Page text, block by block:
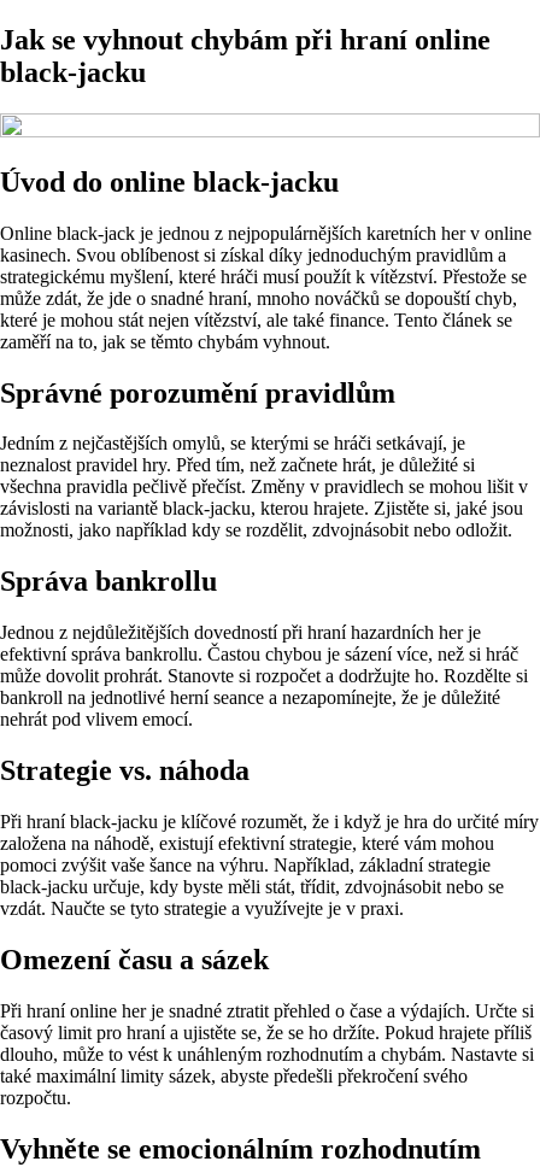
Jak se vyhnout chybám při hraní online
black-jacku
Úvod do online black-jacku
Online black-jack je jednou z nejpopulárnějších karetních her v online
kasinech. Svou oblíbenost si získal díky jednoduchým pravidlům a
strategickému myšlení, které hráči musí použít k vítězství. Přestože se
může zdát, že jde o snadné hraní, mnoho nováčků se dopouští chyb,
které je mohou stát nejen vítězství, ale také finance. Tento článek se
zaměří na to, jak se těmto chybám vyhnout.
Správné porozumění pravidlům
Jedním z nejčastějších omylů, se kterými se hráči setkávají, je
neznalost pravidel hry. Před tím, než začnete hrát, je důležité si
všechna pravidla pečlivě přečíst. Změny v pravidlech se mohou lišit v
závislosti na variantě black-jacku, kterou hrajete. Zjistěte si, jaké jsou
možnosti, jako například kdy se rozdělit, zdvojnásobit nebo odložit.
Správa bankrollu
Jednou z nejdůležitějších dovedností při hraní hazardních her je
efektivní správa bankrollu. Častou chybou je sázení více, než si hráč
může dovolit prohrát. Stanovte si rozpočet a dodržujte ho. Rozdělte si
bankroll na jednotlivé herní seance a nezapomínejte, že je důležité
nehrát pod vlivem emocí.
Strategie vs. náhoda
Při hraní black-jacku je klíčové rozumět, že i když je hra do určité míry
založena na náhodě, existují efektivní strategie, které vám mohou
pomoci zvýšit vaše šance na výhru. Například, základní strategie
black-jacku určuje, kdy byste měli stát, třídit, zdvojnásobit nebo se
vzdát. Naučte se tyto strategie a využívejte je v praxi.
Omezení času a sázek
Při hraní online her je snadné ztratit přehled o čase a výdajích. Určte si
časový limit pro hraní a ujistěte se, že se ho držíte. Pokud hrajete příliš
dlouho, může to vést k unáhleným rozhodnutím a chybám. Nastavte si
také maximální limity sázek, abyste předešli překročení svého
rozpočtu.
Vyhněte se emocionálním rozhodnutím